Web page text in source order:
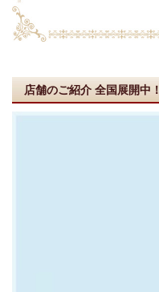
店舗のご紹介 全国展開中！